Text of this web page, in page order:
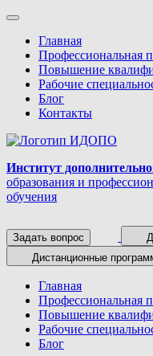
Главная
Профессиональная
Повышение
Рабочие
Блог
Контакты
Институт
образования и
обучения
Задать вопрос
Дистанционные
Главная
Профессиональная
Повышение
Рабочие
Блог